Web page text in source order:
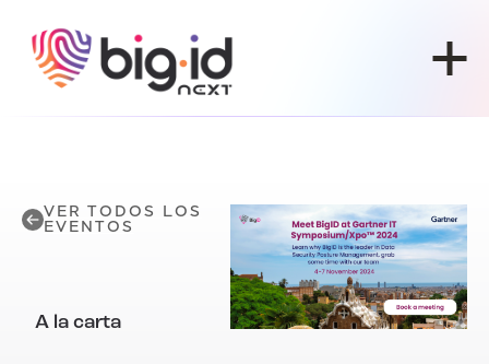
VER TODOS LOS
EVENTOS
A la carta